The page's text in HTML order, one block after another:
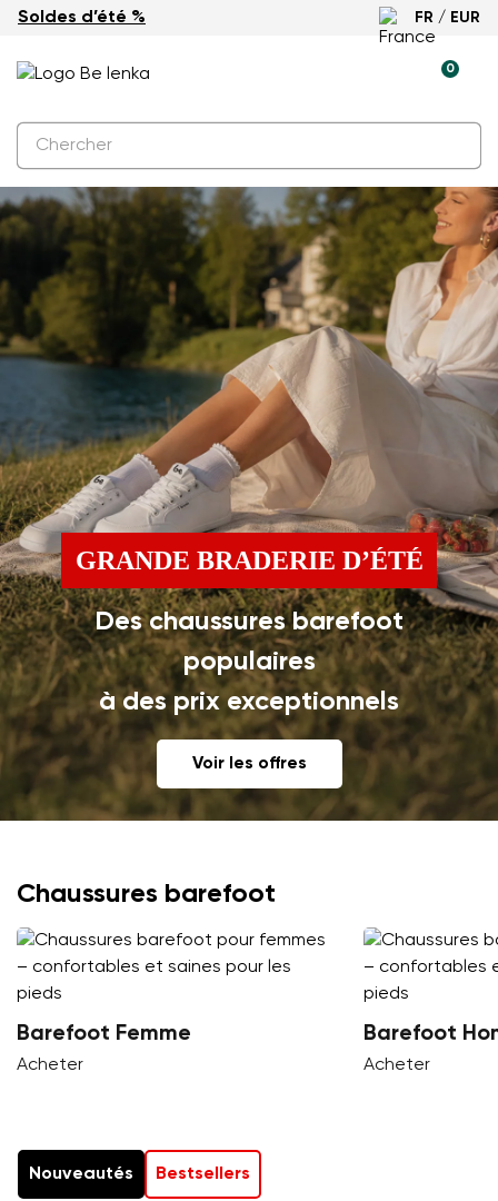
Soldes d’été % FR / EUR
0
GRANDE BRADERIE D’ÉTÉ
Des chaussures barefoot
populaires
à des prix exceptionnels
Voir les offres
Chaussures barefoot
Barefoot Femme
Acheter
Barefoot
Acheter
Nouveautés Bestsellers